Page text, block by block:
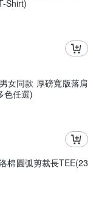
Shirt)
女同款 厚磅寬版落肩
色任選)
棉圓弧剪裁長TEE(23